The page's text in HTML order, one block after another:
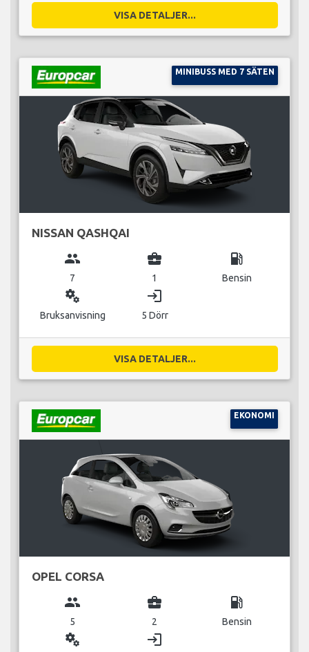
VISA DETALJER...
MINIBUSS MED 7 SÄTEN
NISSAN QASHQAI
group
7
business_center
1
local_gas_station
Bensin
miscellaneous_services
Bruksanvisning
login
5 Dörr
VISA DETALJER...
EKONOMI
OPEL CORSA
group
5
business_center
2
local_gas_station
Bensin
miscellaneous_services login